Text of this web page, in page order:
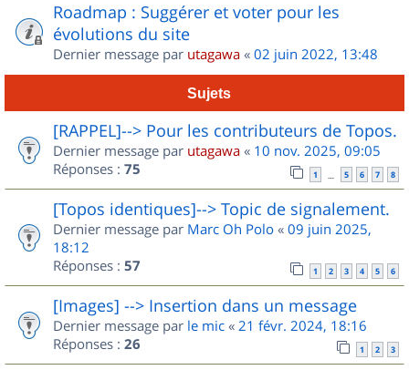
Roadmap : Suggérer et voter pour les
évolutions du site
Dernier message par utagawa « 02 juin 2022, 13:48
Sujets
[RAPPEL]--> Pour les contributeurs de Topos.
Dernier message par utagawa « 10 nov. 2025, 09:05
Réponses : 75 1 … 5 6 7 8
[Topos identiques]--> Topic de signalement.
Dernier message par Marc Oh Polo « 09 juin 2025,
18:12
Réponses : 57 1 2 3 4 5 6
[Images] --> Insertion dans un message
Dernier message par le mic « 21 févr. 2024, 18:16
Réponses : 26 1 2 3